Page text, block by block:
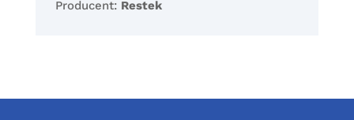
Producent: Restek